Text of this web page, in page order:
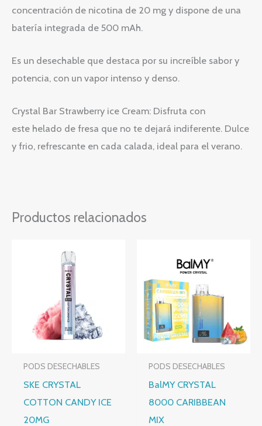
concentración de nicotina de 20 mg y dispone de una
batería integrada de 500 mAh.
Es un desechable que destaca por su increíble sabor y
potencia, con un vapor intenso y denso.
Crystal Bar Strawberry ice Cream: Disfruta con
este helado de fresa que no te dejará indiferente. Dulce
y frio, refrescante en cada calada, ideal para el verano.
Productos relacionados
PODS DESECHABLES
SKE CRYSTAL
COTTON CANDY ICE
20MG
PODS DESECHABLES
BalMY CRYSTAL
8000 CARIBBEAN
MIX